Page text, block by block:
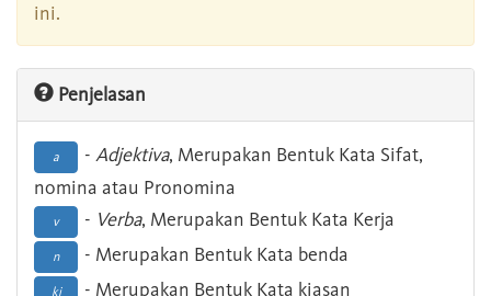
ini.
Penjelasan
a - Adjektiva, Merupakan Bentuk Kata Sifat,
nomina atau Pronomina
v - Verba, Merupakan Bentuk Kata Kerja
n - Merupakan Bentuk Kata benda
ki - Merupakan Bentuk Kata kiasan